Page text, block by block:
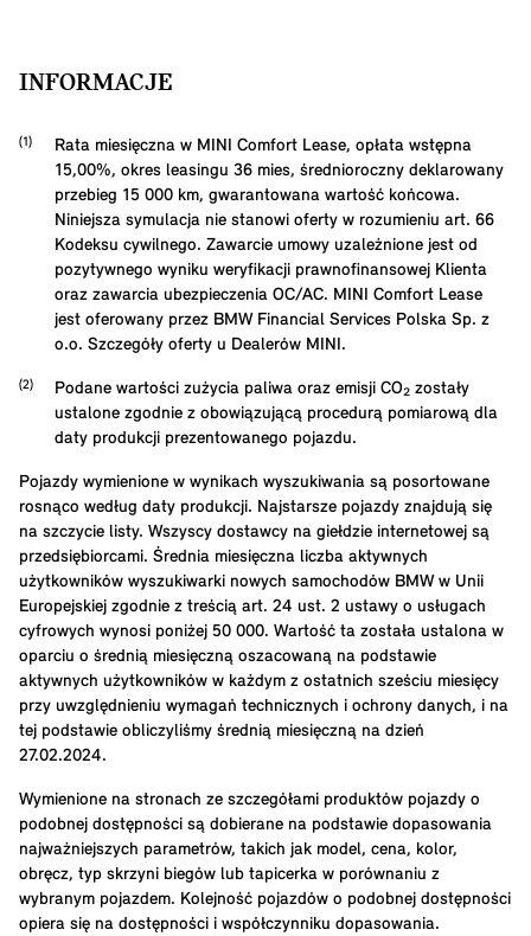
INFORMACJE
Rata miesięczna w MINI Comfort Lease, opłata wstępna
15,00%, okres leasingu 36 mies, średnioroczny deklarowany
przebieg 15 000 km, gwarantowana wartość końcowa.
Niniejsza symulacja nie stanowi oferty w rozumieniu art. 66
Kodeksu cywilnego. Zawarcie umowy uzależnione jest od
pozytywnego wyniku weryfikacji prawnofinansowej Klienta
oraz zawarcia ubezpieczenia OC/AC. MINI Comfort Lease
jest oferowany przez BMW Financial Services Polska Sp. z
o.o. Szczegóły oferty u Dealerów MINI.
Podane wartości zużycia paliwa oraz emisji CO₂ zostały
ustalone zgodnie z obowiązującą procedurą pomiarową dla
daty produkcji prezentowanego pojazdu.
Pojazdy wymienione w wynikach wyszukiwania są posortowane
rosnąco według daty produkcji. Najstarsze pojazdy znajdują się
na szczycie listy. Wszyscy dostawcy na giełdzie internetowej są
przedsiębiorcami. Średnia miesięczna liczba aktywnych
użytkowników wyszukiwarki nowych samochodów BMW w Unii
Europejskiej zgodnie z treścią art. 24 ust. 2 ustawy o usługach
cyfrowych wynosi poniżej 50 000. Wartość ta została ustalona w
oparciu o średnią miesięczną oszacowaną na podstawie
aktywnych użytkowników w każdym z ostatnich sześciu miesięcy
przy uwzględnieniu wymagań technicznych i ochrony danych, i na
tej podstawie obliczyliśmy średnią miesięczną na dzień
27.02.2024.
Wymienione na stronach ze szczegółami produktów pojazdy o
podobnej dostępności są dobierane na podstawie dopasowania
najważniejszych parametrów, takich jak model, cena, kolor,
obręcz, typ skrzyni biegów lub tapicerka w porównaniu z
wybranym pojazdem. Kolejność pojazdów o podobnej dostępności
opiera się na dostępności i współczynniku dopasowania.